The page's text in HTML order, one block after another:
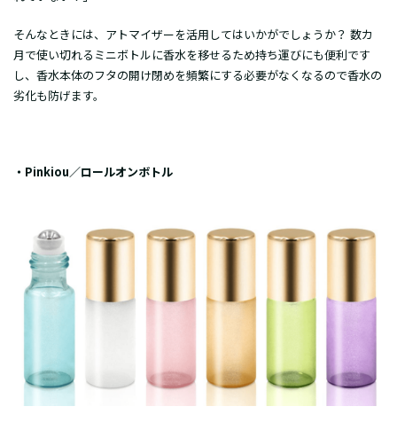
そんなときには、アトマイザーを活用してはいかがでしょうか？ 数カ
月で使い切れるミニボトルに香水を移せるため持ち運びにも便利です
し、香水本体のフタの開け閉めを頻繁にする必要がなくなるので香水の
劣化も防げます。
・Pinkiou／ロールオンボトル